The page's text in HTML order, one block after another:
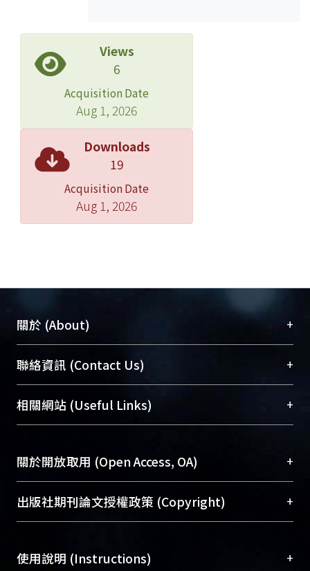
Views
6
Acquisition Date
Aug 1, 2026
Downloads
19
Acquisition Date
Aug 1, 2026
關於 (About) +
臺大位居世界頂尖大學之列，為永久珍藏及向國際
展現本校豐碩的研究成果及學術能量，圖書館整合
機構典藏（NTUR）與學術庫（AH）不同功能平
台，成為臺大學術典藏NTU scholars。期能整合研
成果。
To permanently archive and promote researcher
profiles and scholarly works, Library integrates the
services of “NTU Repository” with “Academic
聯絡資訊 (Contact Us) +
總館學科館員(Main Library)
醫學圖書館學科館員(Medical Library)
Sciences Library)
相關網站 (Useful Links) +
關於開放取用 (Open Access, OA) +
開放取用是從使用者角度提升資訊取用性的社會運
動，應用在學術研究上是透過將研究著作公開供使
用逐年攀升。同時可加速研究發展、提升研究影響
出版社期刊論文授權政策 (Copyright) +
含部分內容的版權非匯入者所有，或由第三方贊
使用說明 (Instructions) +